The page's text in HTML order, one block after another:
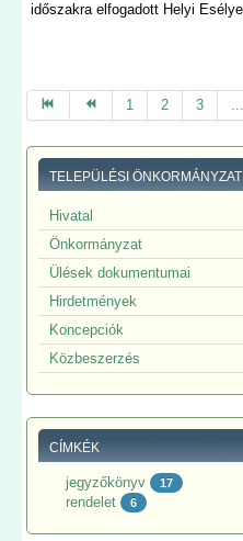
időszakra elfogadott Helyi
1 2 3 ...
TELEPÜLÉSI ÖNKORMÁNYZAT
Hivatal
Önkormányzat
Ülések dokumentumai
Hirdetmények
Koncepciók
Közbeszerzés
CÍMKÉK
jegyzőkönyv 17
rendelet 6